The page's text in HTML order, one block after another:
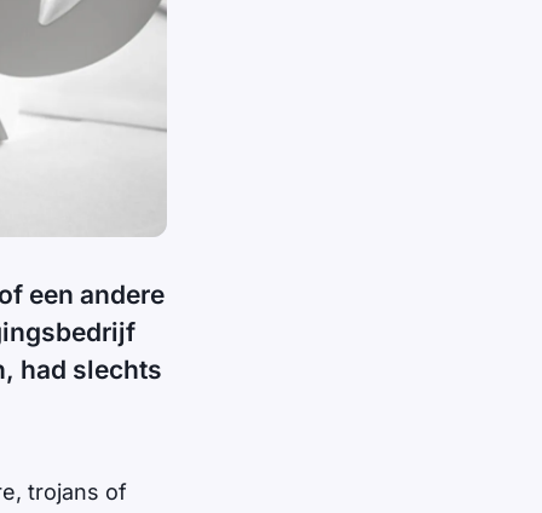
een andere
had slechts
trojans of